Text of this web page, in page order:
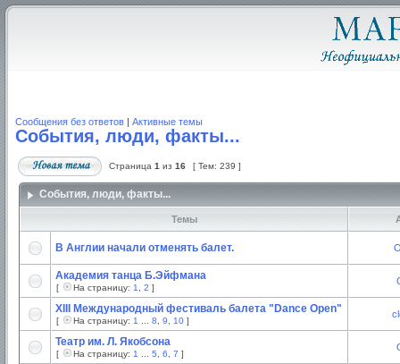
Сообщения без ответов | Активные темы
События, люди, факты...
Страница 1 из 16 [ Тем: 239 ]
События, люди, факты...
Темы
В Англии начали отменять балет.
Академия танца Б.Эйфмана
[ На страницу: 1 2 ]
XIII Международный фестиваль балета "Dance Open"
[ На страницу: 1 8 9 10 ]
Театр им. Л. Якобсона
[ На страницу: 1 5 6 7 ]